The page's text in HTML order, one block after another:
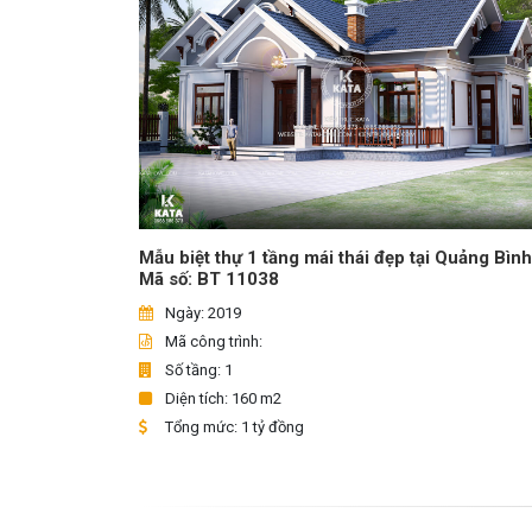
Mẫu biệt thự 1 tầng mái thái đẹp tại Quảng
Mã số: BT 11038
Ngày: 2019
Mã công trình:
Số tầng: 1
Diện tích: 160 m2
Tổng mức: 1 tỷ đồng